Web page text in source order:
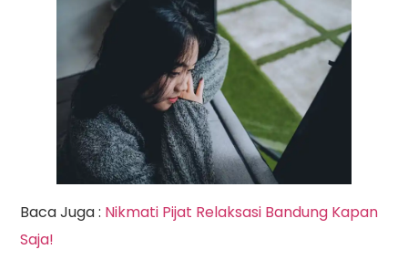
Baca Juga : Nikmati Pijat Relaksasi Bandung Kapan
Saja!